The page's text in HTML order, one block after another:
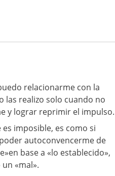
relacionarme con la
las realizo solo cuando no
y lograr reprimir el impulso.
imposible, es como si
autoconvencerme de
base a «lo establecido»,
«mal».